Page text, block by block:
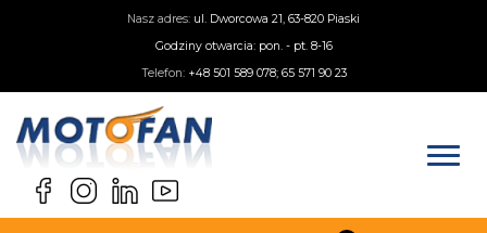
Nasz adres: ul. Dworcowa 21, 63-820 Piaski
Godziny otwarcia: pon. - pt. 8-16
Telefon: +48 501 589 078; 65 571 90 23